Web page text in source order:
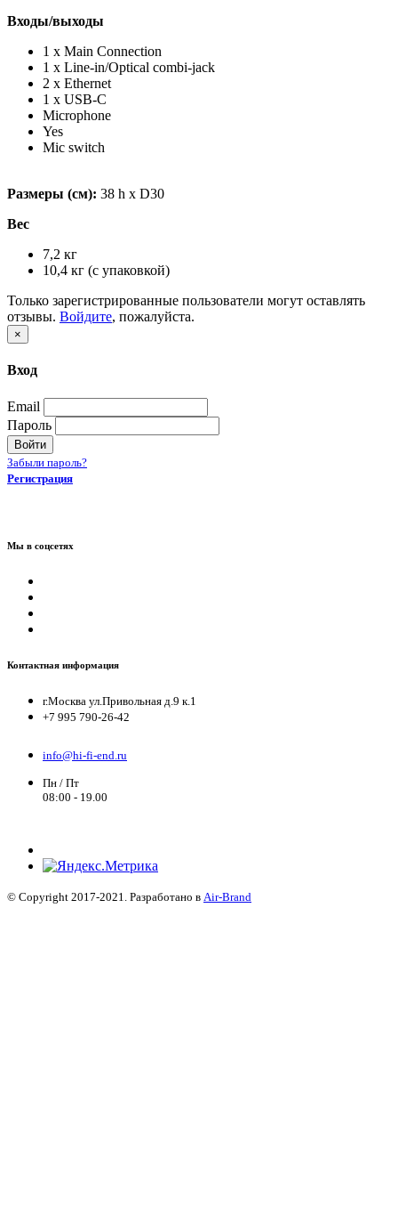
Входы/выходы
1 x Main Connection
1 x Line-in/Optical combi-jack
2 x Ethernet
1 x USB-C
Microphone
Yes
Mic switch
Размеры (см): 38 h x D30
Вес
7,2 кг
10,4 кг (с упаковкой)
Только зарегистрированные пользователи могут оставлять
отзывы. Войдите, пожалуйста.
×
Вход
Email
Пароль
Войти
Забыли пароль?
Регистрация
Мы в соцсетях
Контактная информация
г.Москва ул.Привольная д.9 к.1
+7 995 790-26-42
info@hi-fi-end.ru
Пн / Пт
08:00 - 19.00
© Copyright 2017-2021. Разработано в Air-Brand